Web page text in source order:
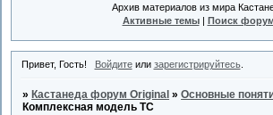
Архив материалов из мира
Активные темы| Поиск
Привет, Гость! Войдитеили зарегистрируйтесь.
» Кастанеда форум Original »Основные
Комплексная модель ТС